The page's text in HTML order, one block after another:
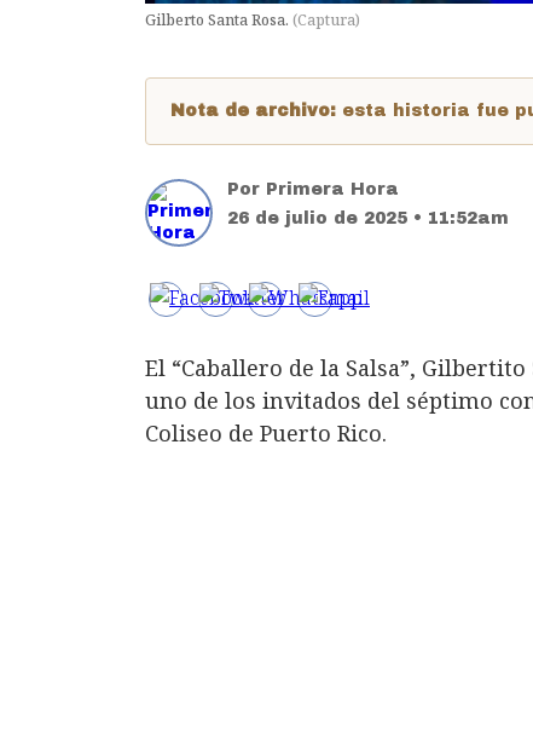
Gilberto Santa Rosa. (Captura)
Nota de archivo: esta historia fue
Por Primera Hora
26 de julio de 2025 • 11:52am
El “Caballero de la Salsa”,
uno de los invitados del séptimo
Coliseo de Puerto Rico.